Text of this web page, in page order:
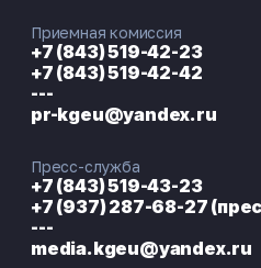
Приемная комиссия
+7 (843) 519-42-23
+7 (843) 519-42-42
---
pr-kgeu@yandex.ru
Пресс-служба
+7 (843) 519-43-23
+7 (937) 287-68-27
---
media.kgeu@yandex.ru